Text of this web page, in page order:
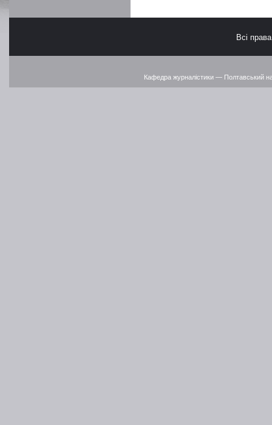
Всі
Кафедра журналістики — Полтавський